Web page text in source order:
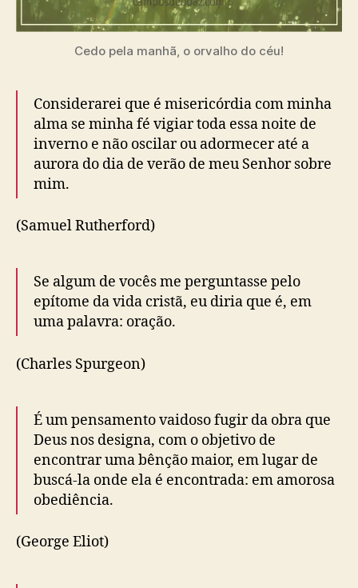
Cedo pela manhã, o orvalho do céu!
Considerarei que é misericórdia com minha
alma se minha fé vigiar toda essa noite de
inverno e não oscilar ou adormecer até a
aurora do dia de verão de meu Senhor sobre
mim.
(Samuel Rutherford)
Se algum de vocês me perguntasse pelo
epítome da vida cristã, eu diria que é, em
uma palavra: oração.
(Charles Spurgeon)
É um pensamento vaidoso fugir da obra que
Deus nos designa, com o objetivo de
encontrar uma bênção maior, em lugar de
buscá-la onde ela é encontrada: em amorosa
obediência.
(George Eliot)